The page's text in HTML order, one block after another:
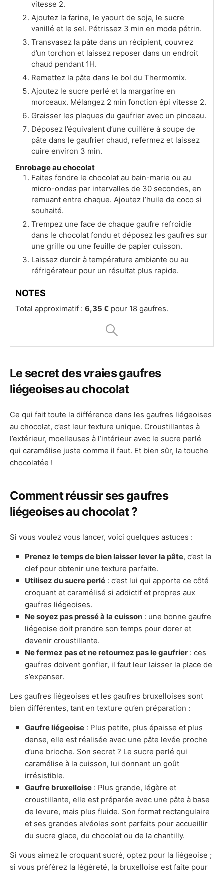
vitesse 2.
Ajoutez la farine, le yaourt de soja, le sucre
vanillé et le sel. Pétrissez 3 min en mode pétrin.
Transvasez la pâte dans un récipient, couvrez
d’un torchon et laissez reposer dans un endroit
chaud pendant 1H.
Remettez la pâte dans le bol du Thermomix.
Ajoutez le sucre perlé et la margarine en
morceaux. Mélangez 2 min fonction épi vitesse 2.
Graisser les plaques du gaufrier avec un pinceau.
Déposez l’équivalent d’une cuillère à soupe de
pâte dans le gaufrier chaud, refermez et laissez
cuire environ 3 min.
Enrobage au chocolat
Faites fondre le chocolat au bain-marie ou au
micro-ondes par intervalles de 30 secondes, en
remuant entre chaque. Ajoutez l’huile de coco si
souhaité.
Trempez une face de chaque gaufre refroidie
dans le chocolat fondu et déposez les gaufres sur
une grille ou une feuille de papier cuisson.
Laissez durcir à température ambiante ou au
réfrigérateur pour un résultat plus rapide.
NOTES
Total approximatif : 6,35 € pour 18 gaufres.
Le secret des vraies gaufres
liégeoises au chocolat
Ce qui fait toute la différence dans les gaufres liégeoises
au chocolat, c’est leur texture unique. Croustillantes à
l’extérieur, moelleuses à l’intérieur avec le sucre perlé
qui caramélise juste comme il faut. Et bien sûr, la touche
chocolatée !
Comment réussir ses gaufres
liégeoises au chocolat ?
Si vous voulez vous lancer, voici quelques astuces :
Prenez le temps de bien laisser lever la pâte, c’est la
clef pour obtenir une texture parfaite.
Utilisez du sucre perlé : c’est lui qui apporte ce côté
croquant et caramélisé si addictif et propres aux
gaufres liégeoises.
Ne soyez pas pressé à la cuisson : une bonne gaufre
liégeoise doit prendre son temps pour dorer et
devenir croustillante.
Ne fermez pas et ne retournez pas le gaufrier : ces
gaufres doivent gonfler, il faut leur laisser la place de
s’expanser.
Les gaufres liégeoises et les gaufres bruxelloises sont
bien différentes, tant en texture qu’en préparation :
Gaufre liégeoise : Plus petite, plus épaisse et plus
dense, elle est réalisée avec une pâte levée proche
d’une brioche. Son secret ? Le sucre perlé qui
caramélise à la cuisson, lui donnant un goût
irrésistible.
Gaufre bruxelloise : Plus grande, légère et
croustillante, elle est préparée avec une pâte à base
de levure, mais plus fluide. Son format rectangulaire
et ses grandes alvéoles sont parfaits pour accueillir
du sucre glace, du chocolat ou de la chantilly.
Si vous aimez le croquant sucré, optez pour la liégeoise ;
si vous préférez la légèreté, la bruxelloise est faite pour